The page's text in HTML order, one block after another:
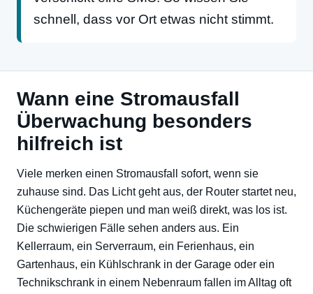
schnell, dass vor Ort etwas nicht stimmt.
Wann eine Stromausfall
Überwachung besonders
hilfreich ist
Viele merken einen Stromausfall sofort, wenn sie
zuhause sind. Das Licht geht aus, der Router startet neu,
Küchengeräte piepen und man weiß direkt, was los ist.
Die schwierigen Fälle sehen anders aus. Ein
Kellerraum, ein Serverraum, ein Ferienhaus, ein
Gartenhaus, ein Kühlschrank in der Garage oder ein
Technikschrank in einem Nebenraum fallen im Alltag oft